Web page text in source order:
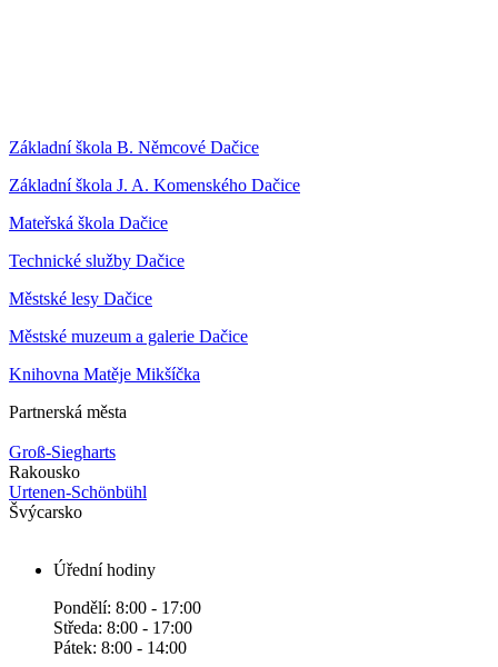
Základní škola B. Němcové Dačice
Základní škola J. A. Komenského Dačice
Mateřská škola Dačice
Technické služby Dačice
Městské lesy Dačice
Městské muzeum a galerie Dačice
Knihovna Matěje Mikšíčka
Partnerská města
Groß-Siegharts
Rakousko
Urtenen-Schönbühl
Švýcarsko
Úřední hodiny
Pondělí: 8:00 - 17:00
Středa: 8:00 - 17:00
Pátek: 8:00 - 14:00